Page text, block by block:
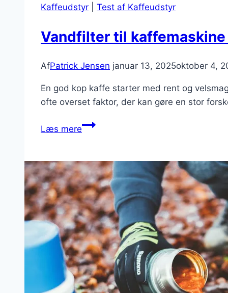
Kaffeudstyr Test af Kaffeudstyr
Vandfilter til
AfPatrick Jensen januar 13, 2025oktober 4,
En god kop kaffe starter med rent og
ofte overset faktor, der kan gøre en stor
Læs mereVandfilter
Test
2025
–
Se
de
bedste
Vandfiltere